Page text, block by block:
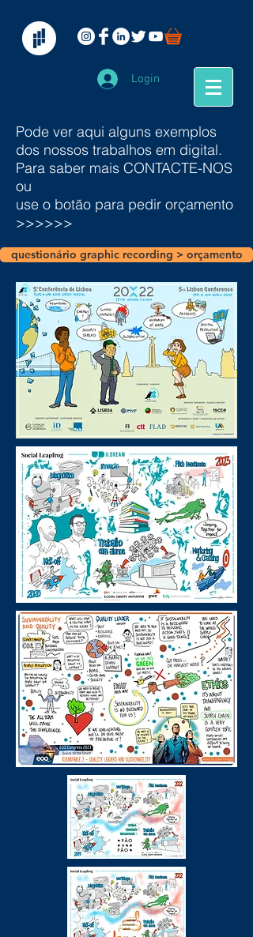
Login
Pode ver aqui alguns exemplos
dos nossos trabalhos em digital.
Para saber mais CONTACTE-NOS
ou
use o botão para pedir orçamento
>>>>>>
questionário graphic recording > orçamento